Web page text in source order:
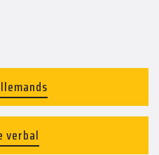
verbal